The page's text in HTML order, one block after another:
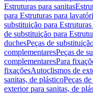
Estruturas para sanitas
para Estruturas para
substituição para
de substituição para
duchesPeças de
complementaresPeças de
complementaresPara
fixaçõesAutoclismos de
sanitas, de plásticoPeças
exterior para sanitas, de